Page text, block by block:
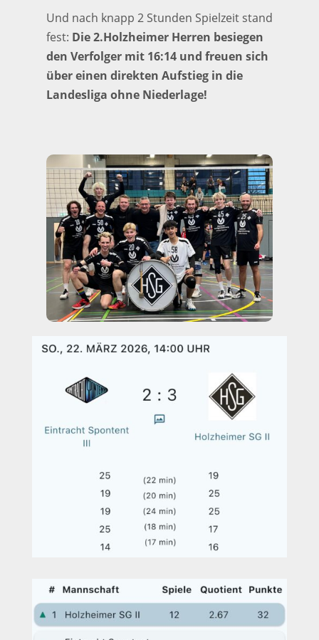
Und nach knapp 2 Stunden Spielzeit stand
fest: Die 2.Holzheimer Herren besiegen
den Verfolger mit 16:14 und freuen sich
über einen direkten Aufstieg in die
Landesliga ohne Niederlage!